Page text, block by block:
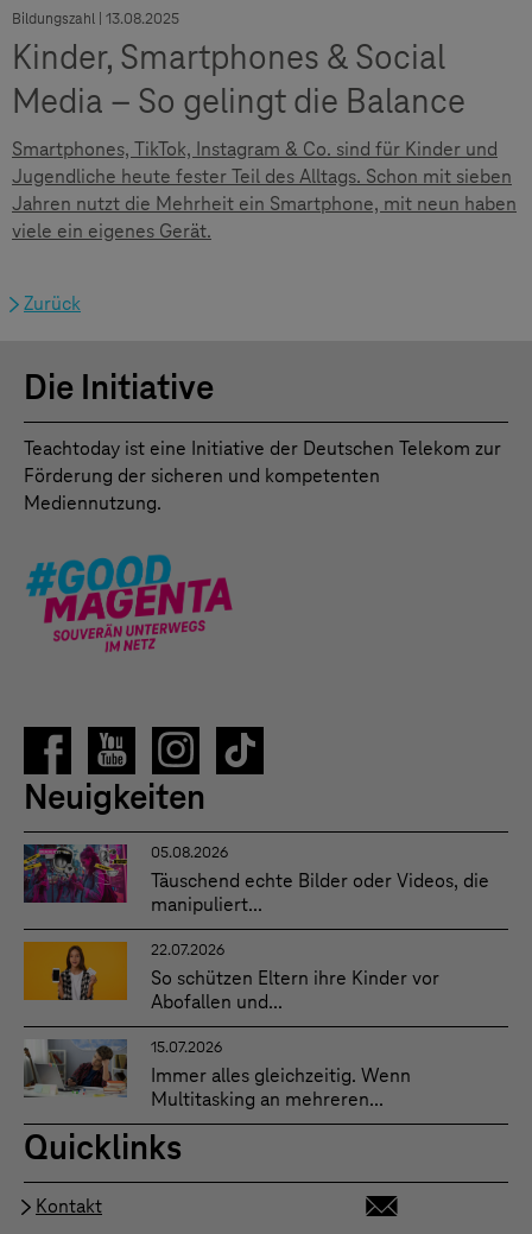
Bildungszahl | 13.08.2025
Kinder, Smartphones & Social
Media – So gelingt die Balance
Smartphones, TikTok, Instagram & Co. sind für Kinder und
Jugendliche heute fester Teil des Alltags. Schon mit sieben
Jahren nutzt die Mehrheit ein Smartphone, mit neun haben
viele ein eigenes Gerät.
Zurück
Die Initiative
Teachtoday ist eine Initiative der Deutschen Telekom zur
Förderung der sicheren und kompetenten
Mediennutzung.
Neuigkeiten
05.08.2026
Täuschend echte Bilder oder Videos, die
manipuliert...
22.07.2026
So schützen Eltern ihre Kinder vor
Abofallen und...
15.07.2026
Immer alles gleichzeitig. Wenn
Multitasking an mehreren...
Quicklinks
Kontakt